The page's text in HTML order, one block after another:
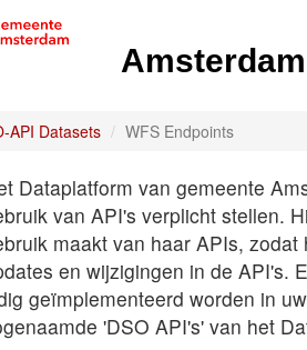
API Datasets WFS Endpoints
Dataplatform van gemeente
van API's verplicht stellen.
maakt van haar APIs,
en wijzigingen in de API's.
geïmplementeerd worden in
'DSO API's' van het